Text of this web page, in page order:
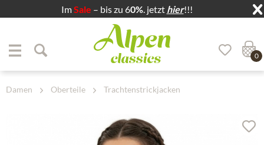
ImSale – bis zu 60%. jetzt hier!!!
Zum Hauptbereich springen
0
Damen Oberteile Trachtenstrickjacken